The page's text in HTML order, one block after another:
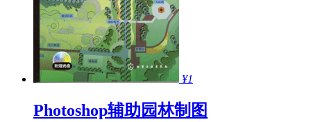
¥1
Photoshop辅助园林制图